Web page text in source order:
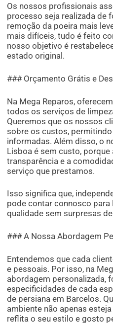
Os nossos profissionais
processo seja realizada de
remoção da poeira mais
mais difíceis, tudo é feito
nosso objetivo é
estado original.
### Orçamento Grátis e
Na Mega Reparos,
todos os serviços de
Queremos que os nossos
sobre os custos,
informadas. Além disso, o
Lisboa é sem custo,
transparência e a
serviço que prestamos.
Isso significa que,
pode contar connosco
qualidade sem surpresas
### A Nossa Abordagem
Entendemos que cada
e pessoais. Por isso, na
abordagem personalizada,
especificidades de cada
de persiana em Barcelos.
ambiente não apenas
reflita o seu estilo e gosto